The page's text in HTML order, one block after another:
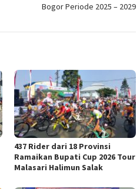
Bogor Periode 2025 – 2029
437 Rider dari 18 Provinsi
Ramaikan Bupati Cup 2026 Tour
Malasari Halimun Salak